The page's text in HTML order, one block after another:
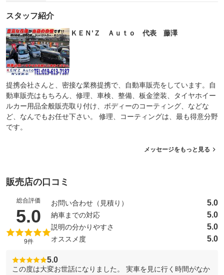
スタッフ紹介
ＫＥＮ’Ｚ Ａｕｔｏ 代表 藤澤
提携会社さんと、密接な業務提携で、自動車販売をしています。自
動車販売はもちろん、修理、車検、整備、板金塗装、タイヤホイー
ルカー用品全般販売取り付け、ボディーのコーティング、などな
ど、なんでもお任せ下さい。 修理、コーティングは、最も得意分野
です。
メッセージをもっと見る
販売店の口コミ
総合評価
5.0 （5点満点中）
9件
お問い合わせ（見積り） 5.0
納車までの対応 5.0
説明の分かりやすさ 5.0
オススメ度 5.0
5.0
この度は大変お世話になりました。 実車を見に行く時間がなか